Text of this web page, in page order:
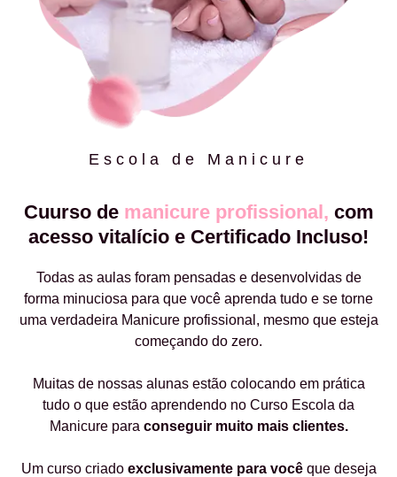
Escola de Manicure
Cuurso de manicure profissional, com
acesso vitalício e Certificado Incluso!
Todas as aulas foram pensadas e desenvolvidas de
forma minuciosa para que você aprenda tudo e se torne
uma verdadeira Manicure profissional, mesmo que esteja
começando do zero.
Muitas de nossas alunas estão colocando em prática
tudo o que estão aprendendo no Curso Escola da
Manicure para conseguir muito mais clientes.
Um curso criado exclusivamente para vocêque deseja